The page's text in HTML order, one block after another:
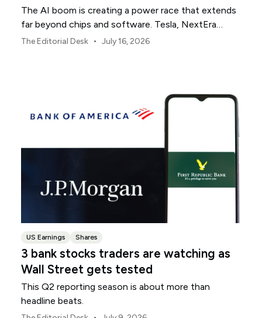
The AI boom is creating a power race that extends
far beyond chips and software. Tesla, NextEra
Energy and ExxonMobil sit across three parts of the
The Editorial Desk • July 16, 2026
US Earnings Shares
3 bank stocks traders are watching as
Wall Street gets tested
This Q2 reporting season is about more than
headline beats.